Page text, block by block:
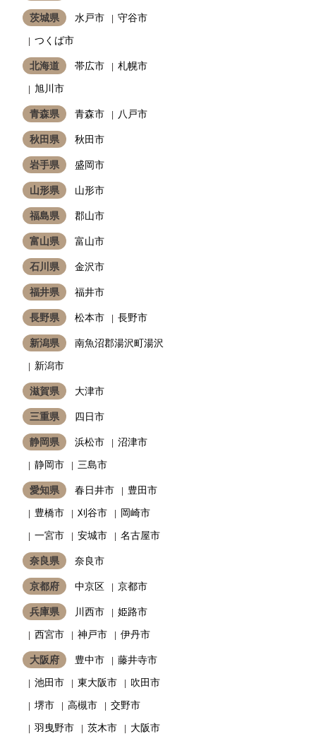
茨城県 水戸市
守谷市
つくば市
北海道 帯広市
札幌市
旭川市
青森県 青森市 八戸市
秋田県 秋田市
岩手県 盛岡市
山形県 山形市
福島県 郡山市
富山県 富山市
石川県 金沢市
福井県 福井市
長野県 松本市 長野市
新潟県
南魚沼郡湯沢町湯沢
新潟市
滋賀県 大津市
三重県 四日市
静岡県 浜松市
沼津市
静岡市
三島市
愛知県 春日井市
豊田市
豊橋市
刈谷市
岡崎市
一宮市
安城市 名古屋市
奈良県 奈良市
京都府 中京区 京都市
兵庫県 川西市
姫路市
西宮市
神戸市 伊丹市
大阪府 豊中市
藤井寺市
池田市
東大阪市
吹田市
堺市
高槻市
交野市
羽曳野市
茨木市 大阪市